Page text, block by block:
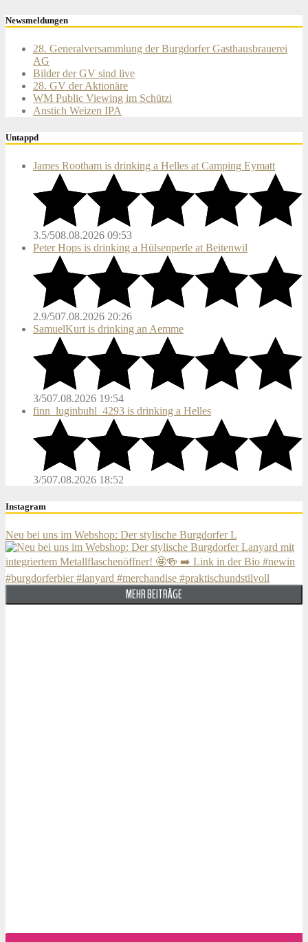
Newsmeldungen
28. Generalversammlung der Burgdorfer Gasthausbrauerei
AG
Bilder der GV sind live
28. GV der Aktionäre
WM Public Viewing im Schützi
Anstich Weizen IPA
Untappd
James Rootham is drinking a Helles at Camping Eymatt
3.5/508.08.2026 09:53
Peter Hops is drinking a Hülsenperle at Beitenwil
2.9/507.08.2026 20:26
SamuelKurt is drinking an Aemme
3/507.08.2026 19:54
finn_luginbuhl_4293 is drinking a Helles
3/507.08.2026 18:52
Instagram
Neu bei uns im Webshop: Der stylische Burgdorfer L
MEHR BEITRÄGE